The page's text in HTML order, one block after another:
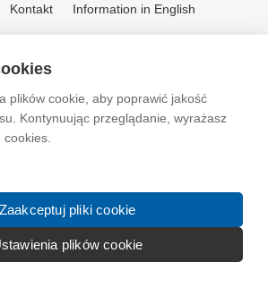
plików cookie, aby poprawić jakość
Kontynuując przeglądanie, wyrażasz
Zaakceptuj pliki cookie
plików cookie
Kontakt Information in English